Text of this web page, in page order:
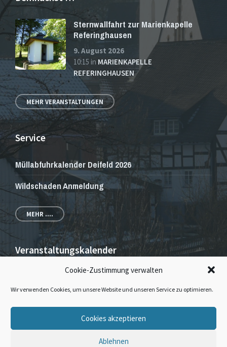
Cookie-Zustimmung verwalten
Wir verwenden Cookies, um unsere Website und unseren Service zu optimieren.
Cookies akzeptieren
Ablehnen
Sternwallfahrt zur Marienkapelle
Referinghausen
9. August 2026
10:15 in MARIENKAPELLE
REFERINGHAUSEN
MEHR VERANSTALTUNGEN
Service
Müllabfuhrkalender Deifeld 2026
Wildschaden Anmeldung
MEHR ....
Veranstaltungskalender
Veranstaltungen und Gottesdienste
FacebookInstagram